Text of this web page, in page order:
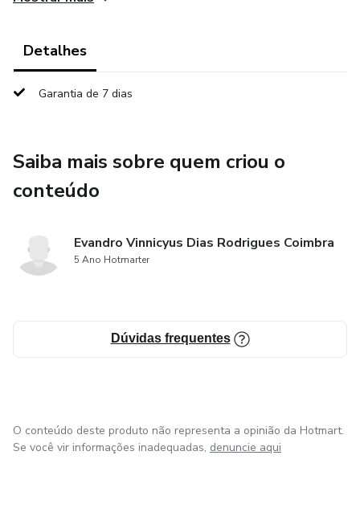
✔ Sinais claros de interesse (e falta de interesse)
✔ Quando ir para o beijo — e quando NÃO ir
✔ O que fazer depois do beijo para continuar o papo
✔ Os erros que mais afastam as mulheres (e como evitar)
Nada de cantadas prontas, nada de “guruzão da sedução”.
É vida real, comunicação leve e respeito — do jeito que as
mulheres gostam e os homens precisam aprender.
Detalhes
Garantia de 7 dias
Saiba mais sobre quem criou o
conteúdo
Evandro Vinnicyus Dias Rodrigues Coimbra
5 Ano Hotmarter
Dúvidas frequentes
O conteúdo deste produto não representa a opinião da Hotmart.
Se você vir informações inadequadas, denuncie aqui